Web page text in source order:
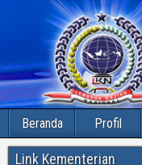
Beranda Profil
Link Kementerian